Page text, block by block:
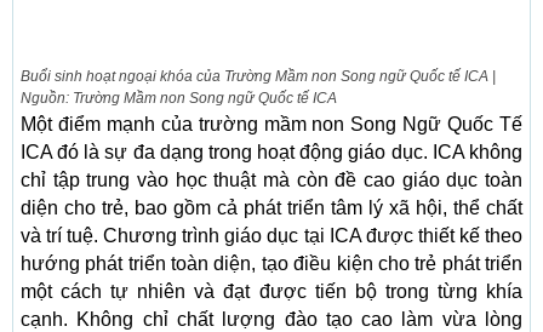
Buổi sinh hoạt ngoại khóa của Trường Mầm non Song ngữ Quốc tế ICA |
Nguồn: Trường Mầm non Song ngữ Quốc tế ICA
Một điểm mạnh của trường mầm non Song Ngữ Quốc Tế
ICA đó là sự đa dạng trong hoạt động giáo dục. ICA không
chỉ tập trung vào học thuật mà còn đề cao giáo dục toàn
diện cho trẻ, bao gồm cả phát triển tâm lý xã hội, thể chất
và trí tuệ. Chương trình giáo dục tại ICA được thiết kế theo
hướng phát triển toàn diện, tạo điều kiện cho trẻ phát triển
một cách tự nhiên và đạt được tiến bộ trong từng khía
cạnh. Không chỉ chất lượng đào tạo cao làm vừa lòng